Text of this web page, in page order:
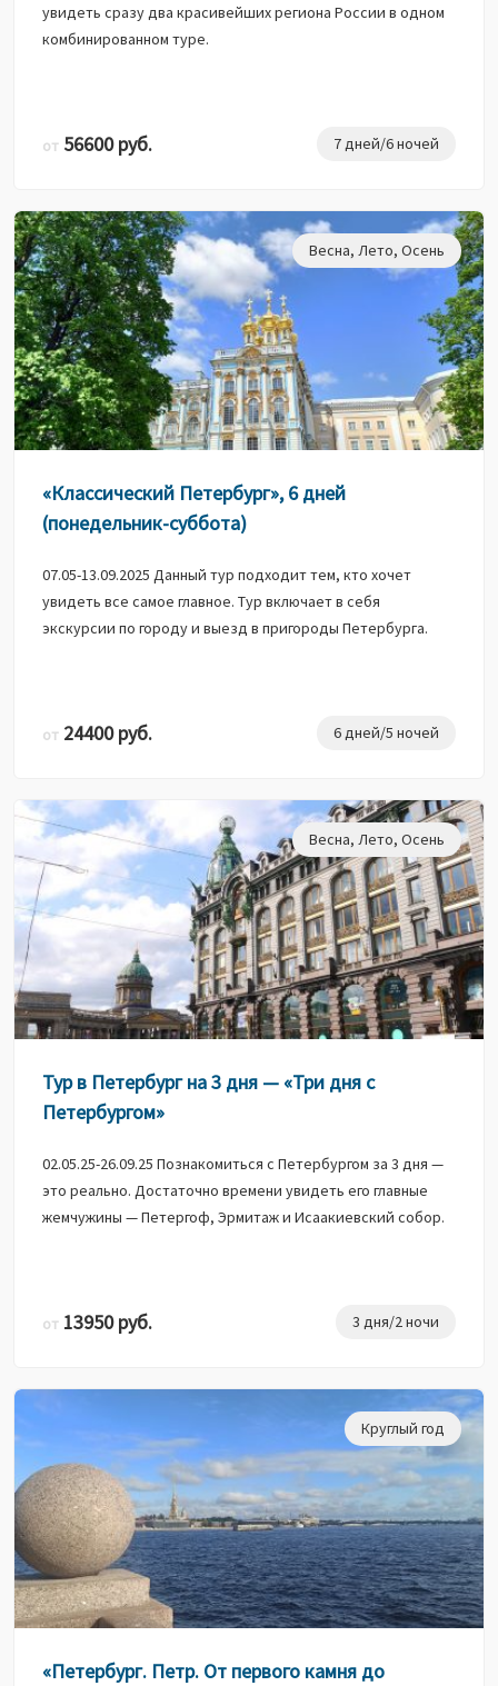
увидеть сразу два красивейших региона России в одном
комбинированном туре.
от 56600 руб. 7 дней/6 ночей
Весна, Лето, Осень
«Классический Петербург», 6 дней
(понедельник-суббота)
07.05-13.09.2025 Данный тур подходит тем, кто хочет
увидеть все самое главное. Тур включает в себя
экскурсии по городу и выезд в пригороды Петербурга.
от 24400 руб. 6 дней/5 ночей
Весна, Лето, Осень
Тур в Петербург на 3 дня — «Три дня с
Петербургом»
02.05.25-26.09.25 Познакомиться с Петербургом за 3 дня —
это реально. Достаточно времени увидеть его главные
жемчужины — Петергоф, Эрмитаж и Исаакиевский собор.
от 13950 руб. 3 дня/2 ночи
Круглый год
«Петербург. Петр. От первого камня до